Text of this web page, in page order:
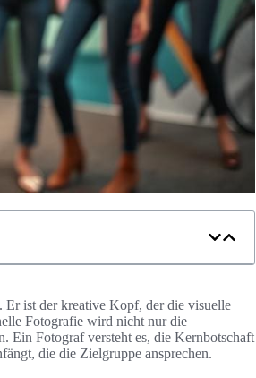
Er ist der kreative Kopf, der die visuelle
Fotografie wird nicht nur die
Ein Fotograf versteht es, die Kernbotschaft
die die Zielgruppe ansprechen.